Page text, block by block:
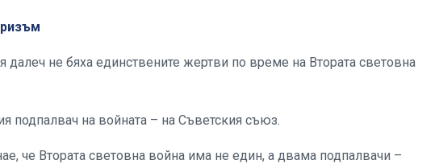
далеч не бяха единствените жертви по време на Втората световна
подпалвач на войната – на Съветския съюз.
че Втората световна война има не един, а двама подпалвачи –